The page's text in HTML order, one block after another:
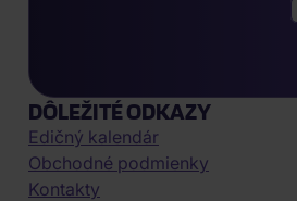
DÔLEŽITÉ ODKAZY
Edičný kalendár
Obchodné podmienky
Kontakty